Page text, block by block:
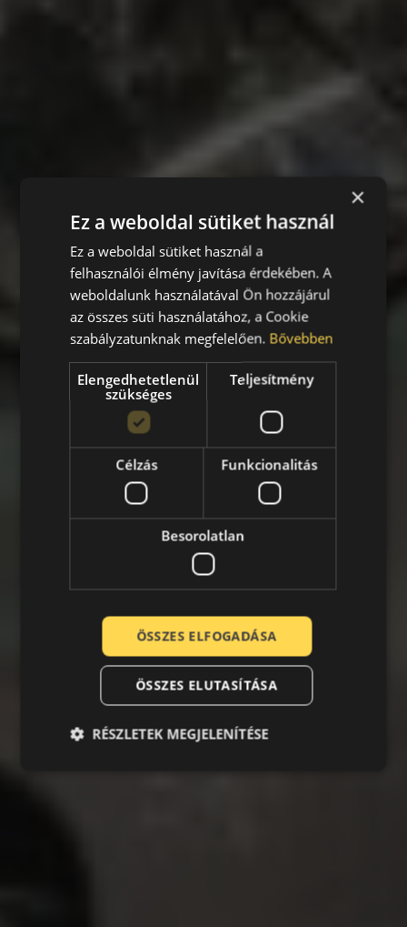
×
Ez a weboldal sütiket használ
Ez a weboldal sütiket használ a
felhasználói élmény javítása érdekében. A
weboldalunk használatával Ön hozzájárul
az összes süti használatához, a Cookie
szabályzatunknak megfelelően. Bővebben
Elengedhetetlenül
szükséges
Teljesítmény
Célzás Funkcionalitás
Besorolatlan
ÖSSZES ELFOGADÁSA
ÖSSZES ELUTASÍTÁSA
RÉSZLETEK MEGJELENÍTÉSE